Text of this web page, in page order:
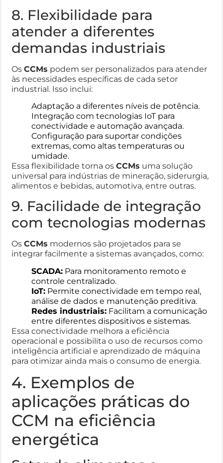
8. Flexibilidade para
atender a diferentes
demandas industriais
Os CCMs podem ser personalizados para atender
às necessidades específicas de cada setor
industrial. Isso inclui:
Adaptação a diferentes níveis de potência.
Integração com tecnologias IoT para
conectividade e automação avançada.
Configuração para suportar condições
extremas, como altas temperaturas ou
umidade.
Essa flexibilidade torna os CCMs uma solução
universal para indústrias de mineração, siderurgia,
alimentos e bebidas, automotiva, entre outras.
9. Facilidade de integração
com tecnologias modernas
Os CCMs modernos são projetados para se
integrar facilmente a sistemas avançados, como:
SCADA: Para monitoramento remoto e
controle centralizado.
IoT: Permite conectividade em tempo real,
análise de dados e manutenção preditiva.
Redes industriais: Facilitam a comunicação
entre diferentes dispositivos e sistemas.
Essa conectividade melhora a eficiência
operacional e possibilita o uso de recursos como
inteligência artificial e aprendizado de máquina
para otimizar ainda mais o consumo de energia.
4. Exemplos de
aplicações práticas do
CCM na eficiência
energética